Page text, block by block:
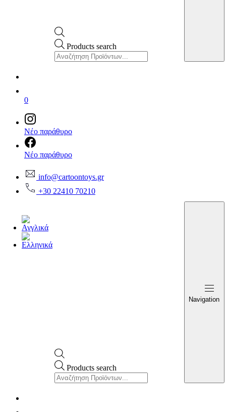
Products search
0
Νέο παράθυρο
Νέο παράθυρο
info@cartoontoys.gr
+30 22410 70210
Products search
Navigation